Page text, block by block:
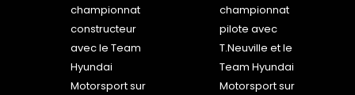
championnat
constructeur
avec le Team
Hyundai
Motorsport sur
championnat
pilote avec
T.Neuville et le
Team Hyundai
Motorsport sur